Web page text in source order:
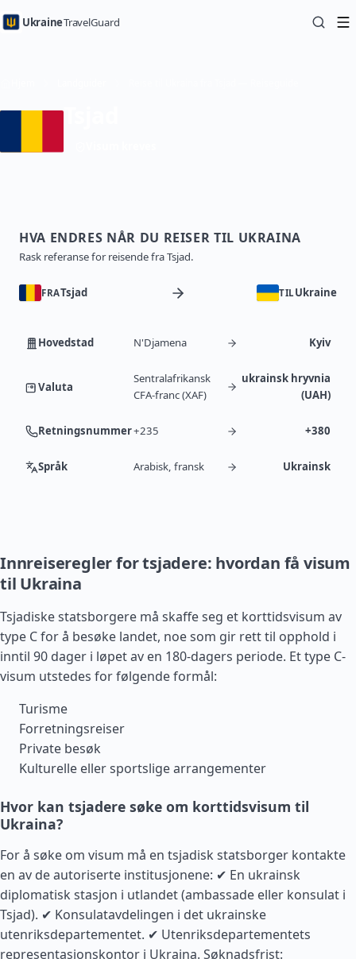
UkraineTravelGuard
HVA ENDRES NÅR DU REISER TIL UKRAINA
Rask referanse for reisende fra Tsjad.
FRATsjad TIL Ukraine
Hovedstad N'Djamena Kyiv
Valuta
Sentralafrikansk
CFA-franc (XAF)
ukrainsk hryvnia
(UAH)
Retningsnummer+235 +380
Språk Arabisk, fransk Ukrainsk
Innreiseregler for tsjadere: hvordan få visum
til Ukraina
Tsjadiske statsborgere må skaffe seg et korttidsvisum av
type C for å besøke landet, noe som gir rett til opphold i
inntil 90 dager i løpet av en 180-dagers periode. Et type C-
visum utstedes for følgende formål:
Turisme
Forretningsreiser
Private besøk
Kulturelle eller sportslige arrangementer
Hvor kan tsjadere søke om korttidsvisum til
Ukraina?
For å søke om visum må en tsjadisk statsborger kontakte
en av de autoriserte institusjonene: ✔ En ukrainsk
diplomatisk stasjon i utlandet (ambassade eller konsulat i
Tsjad). ✔ Konsulatavdelingen i det ukrainske
utenriksdepartementet. ✔ Utenriksdepartementets
representasjonskontor i Ukraina. Søknadsfrist: